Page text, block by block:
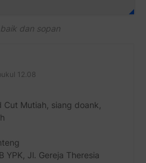
dan sopan
12.08
Mutiah, siang doank,
YPK, Jl. Gereja Theresia